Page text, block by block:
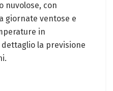
nuvolose, con
giornate ventose e
in
la previsione